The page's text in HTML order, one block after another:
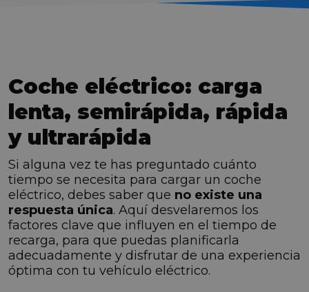
Coche eléctrico: carga
lenta, semirápida, rápida
y ultrarápida
Si alguna vez te has preguntado cuánto
tiempo se necesita para cargar un coche
eléctrico, debes saber que no existe una
respuesta única. Aquí desvelaremos los
factores clave que influyen en el tiempo de
recarga, para que puedas planificarla
adecuadamente y disfrutar de una experiencia
óptima con tu vehículo eléctrico.